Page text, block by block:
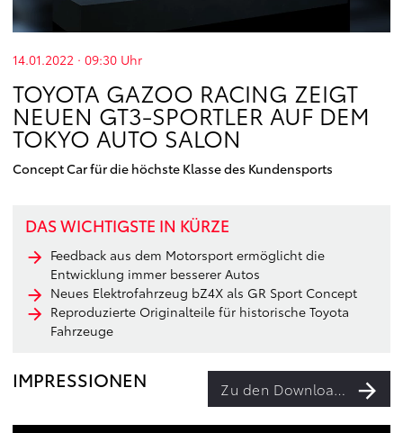
14.01.2022 · 09:30 Uhr
TOYOTA GAZOO RACING ZEIGT
NEUEN GT3-SPORTLER AUF DEM
TOKYO AUTO SALON
Concept Car für die höchste Klasse des Kundensports
DAS WICHTIGSTE IN KÜRZE
Feedback aus dem Motorsport ermöglicht die
Entwicklung immer besserer Autos
Neues Elektrofahrzeug bZ4X als GR Sport Concept
Reproduzierte Originalteile für historische Toyota
Fahrzeuge
IMPRESSIONEN Zu den Downloads